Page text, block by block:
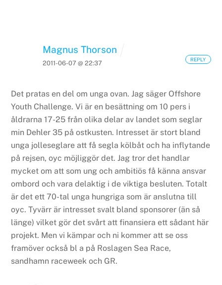
Magnus Thorson
2011-06-07 @ 22:37
Det pratas en del om unga ovan. Jag säger Offshore
Youth Challenge. Vi är en besättning om 10 pers i
åldrarna 17-25 från olika delar av landet som seglar
min Dehler 35 på ostkusten. Intresset är stort bland
unga jolleseglare att få segla kölbåt och ha inflytande
på rejsen, oyc möjliggör det. Jag tror det handlar
mycket om att som ung och ambitiös få känna ansvar
ombord och vara delaktig i de viktiga besluten. Totalt
är det ett 70-tal unga hungriga som är anslutna till
oyc. Tyvärr är intresset svalt bland sponsorer (än så
länge) vilket gör det svårt att finansiera ett sådant här
projekt. Men vi kämpar och ni kommer att se oss
framöver också bl a på Roslagen Sea Race,
sandhamn raceweek och GR.
REPLY